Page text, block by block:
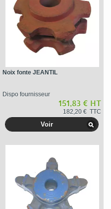
Noix fonte JEANTIL
Dispo fournisseur
151,83 € HT
182,20 € TTC
Voir